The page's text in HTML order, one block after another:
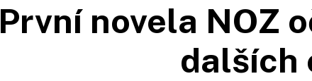
První novela NOZ
dalších